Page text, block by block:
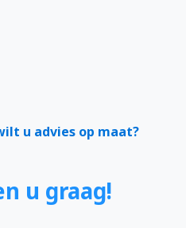
u advies op maat?
u graag!